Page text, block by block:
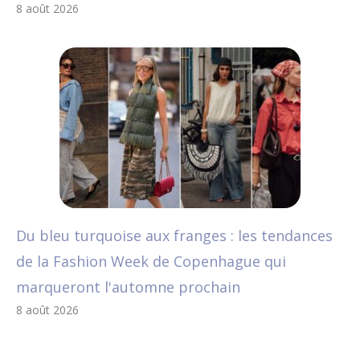
8 août 2026
Du bleu turquoise aux franges : les tendances
de la Fashion Week de Copenhague qui
marqueront l'automne prochain
8 août 2026